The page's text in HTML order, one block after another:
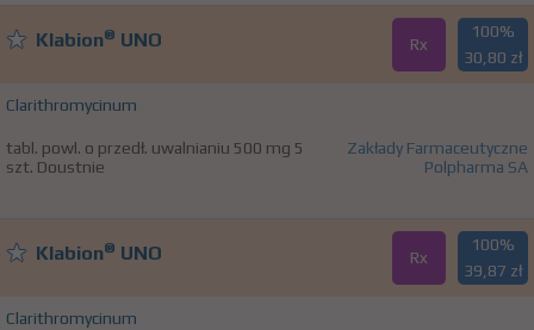
Klabion® UNO Rx
100%
30,80 zł
Clarithromycinum
tabl. powl. o przedł. uwalnianiu 500 mg 5
szt. Doustnie
Zakłady Farmaceutyczne
Polpharma SA
Klabion® UNO Rx
100%
39,87 zł
Clarithromycinum